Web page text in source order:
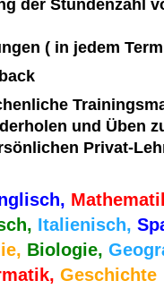
der Stundenzahl
( in jedem
und Üben
Privat-
Italienisch,
Biologie,
Geschichte